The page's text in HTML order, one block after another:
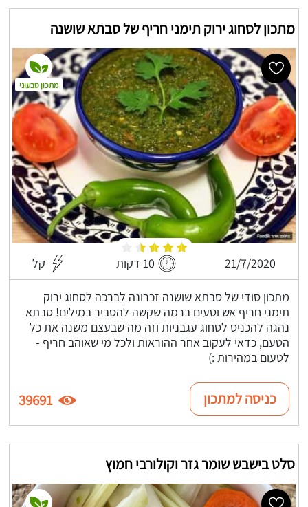
מתכון לסחוג ירוק תימני חריף של סבתא שושנה
21/7/2020 10 דקות קל
מתכון סודי של סבתא שושנה זכרונה לברכה לסחוג ירוק
תימני חריף אש וטעים ברמה שקשה להסביר במילים! סבתא
נהגה להכניס לסחוג עגבניות וזה מה שבעצם משנה את כל
הטעם, כדאי לעקוב אחר ההוראות ולכל מי שאוהב חריף -
לטעום במהירות :)
מתכון טבעוני
כניסה למתכון 39691
סלט בישבש שומר גזר וקולורבי חמוץ